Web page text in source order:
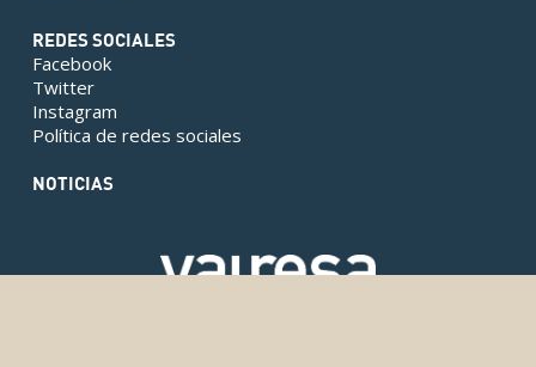
REDES SOCIALES
Facebook
Twitter
Instagram
Política de redes sociales
NOTICIAS